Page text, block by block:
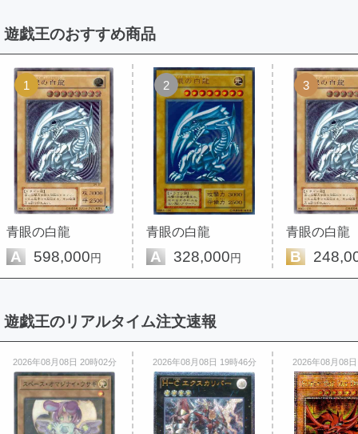
遊戯王のおすすめ商品
1
青眼の白龍
A 598,000円
2
青眼の白龍
A 328,000円
3
青眼の白龍
B
遊戯王のリアルタイム注文速報
2026年08月08日 20時02分 2026年08月08日 19時46分 2026年08月08